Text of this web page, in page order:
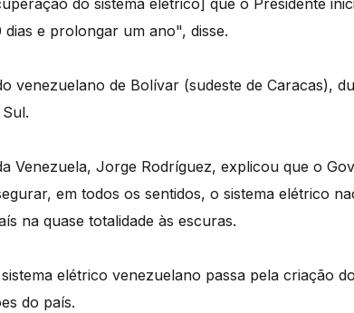
do sistema elétrico] que o Presidente
e prolongar um ano", disse.
venezuelano de Bolívar (sudeste de Caracas),
Venezuela, Jorge Rodríguez, explicou que o
em todos os sentidos, o sistema elétrico
na quase totalidade às escuras.
elétrico venezuelano passa pela criação
do país.